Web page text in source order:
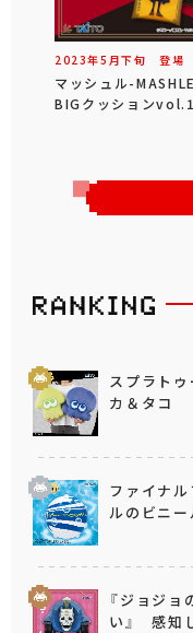
2023年5 月下旬 登場
マッシュル-
BIGクッションvol.1
スプラト
カ＆タコ
ファイナ
ルのビニ
『ジョジ
い』 感知